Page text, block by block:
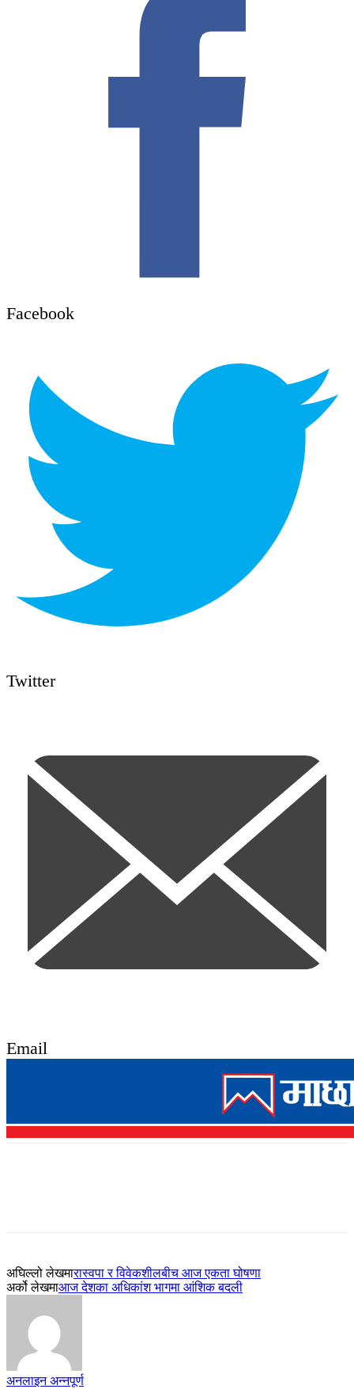
Facebook
Twitter
Email
अघिल्लो लेखमारास्वपा र विवेकशीलबीच आज एकता घोषणा
अर्को लेखमाआज देशका अधिकांश भागमा आंशिक बदली
अनलाइन अन्नपूर्ण